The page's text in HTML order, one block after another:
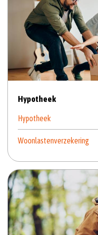
Hypotheek
Hypotheek
Woonlastenverzekering